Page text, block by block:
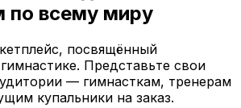
по всему миру
посвящённый
Представьте свои
— гимнасткам, тренерам
купальники на заказ.